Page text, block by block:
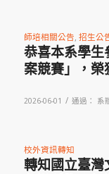
師培相關公告 招生公
恭喜本系學生
案競賽」，榮
2026-06-01 / 通過： 系
校外資訊轉知
轉知國立臺灣